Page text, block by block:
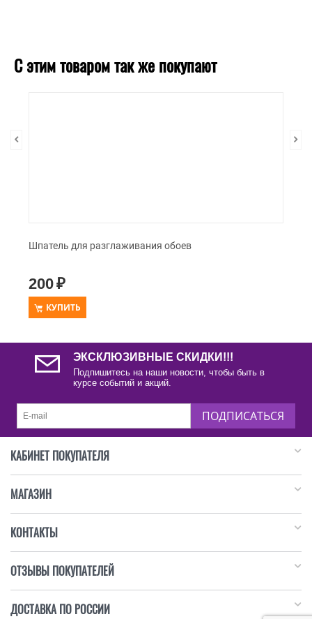
С этим товаром так же покупают
Шпатель для разглаживания обоев
200₽
КУПИТЬ
ЭКСКЛЮЗИВНЫЕ СКИДКИ!!!
Подпишитесь на наши новости, чтобы быть в
курсе событий и акций.
ПОДПИСАТЬСЯ
КАБИНЕТ ПОКУПАТЕЛЯ
МАГАЗИН
КОНТАКТЫ
ОТЗЫВЫ ПОКУПАТЕЛЕЙ
ДОСТАВКА ПО РОССИИ